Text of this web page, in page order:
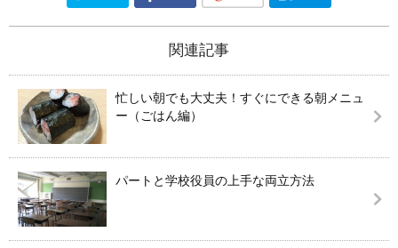
関連記事
忙しい朝でも大丈夫！すぐにできる朝メニュ
ー（ごはん編）
パートと学校役員の上手な両立方法